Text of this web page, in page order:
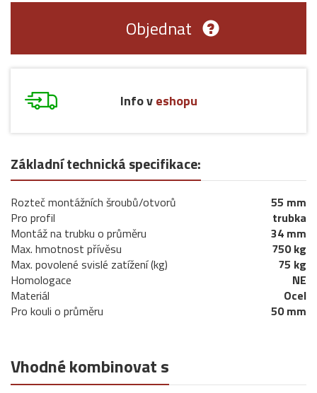
Objednat
Info veshopu
Základní technická specifikace:
Rozteč montážních šroubů/otvorů
55 mm
Pro profil
trubka
Montáž na trubku o průměru
34 mm
Max. hmotnost přívěsu
750 kg
Max. povolené svislé zatížení (kg)
75 kg
Homologace
NE
Materiál
Ocel
Pro kouli o průměru
50 mm
Vhodné kombinovat s